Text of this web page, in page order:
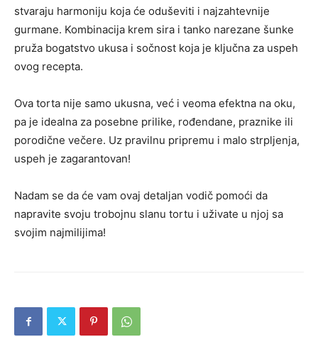
stvaraju harmoniju koja će oduševiti i najzahtevnije
gurmane. Kombinacija krem sira i tanko narezane šunke
pruža bogatstvo ukusa i sočnost koja je ključna za uspeh
ovog recepta.
Ova torta nije samo ukusna, već i veoma efektna na oku,
pa je idealna za posebne prilike, rođendane, praznike ili
porodične večere. Uz pravilnu pripremu i malo strpljenja,
uspeh je zagarantovan!
Nadam se da će vam ovaj detaljan vodič pomoći da
napravite svoju trobojnu slanu tortu i uživate u njoj sa
svojim najmilijima!